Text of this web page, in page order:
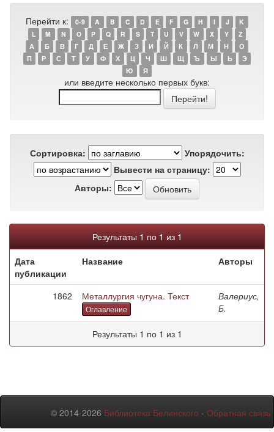
Перейти к: 0-9 A B C D E F G H I J
K
L
M N O P Q R S T U V W X Y
Z
А
Б В Г Д Е Ж З И Й К Л М Н
О
П
Р С Т У Ф Х Ц Ч Ш Щ Ъ Ы Ь
Э
Ю
Я
или введите несколько первых букв:
Сортировка:
Упорядочить:
Вывести на страницу:
Авторы:
Результаты 1 по 1 из 1
Дата
публикации
Название Авторы
1862 Металлургия чугуна. Текст
Оглавление
Валериус,
Б.
Результаты 1 по 1 из 1
© 2014-2026 Библиотека Белинского - Обратная связь